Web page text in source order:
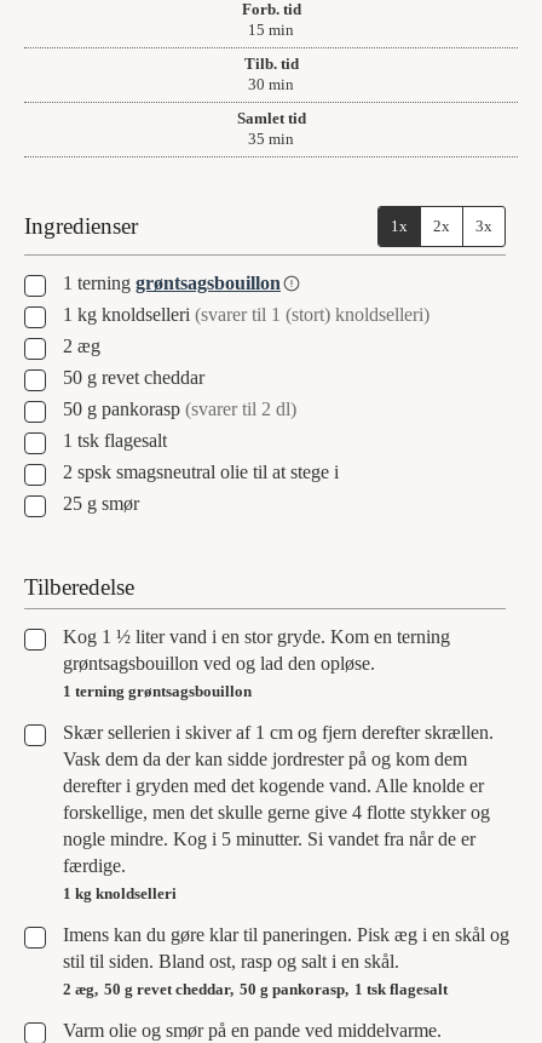
Forb. tid
15 minutter
min
Tilb. tid
30 minutter
min
Samlet tid
35 minutter
min
Ingredienser 1x 2x 3x
▢1 terning grøntsagsbouillon
▢1 kg knoldselleri (svarer til 1 (stort) knoldselleri)
▢
2 æg
▢
50 g revet cheddar
▢
50 g pankorasp (svarer til 2 dl)
▢1 tsk flagesalt
▢
2 spsk smagsneutral olie til at stege i
▢
25 g smør
Tilberedelse
▢
Kog 1 ½ liter vand i en stor gryde. Kom en terning
grøntsagsbouillon ved og lad den opløse.
1 terning grøntsagsbouillon
▢
Skær sellerien i skiver af 1 cm og fjern derefter skrællen.
Vask dem da der kan sidde jordrester på og kom dem
derefter i gryden med det kogende vand. Alle knolde er
forskellige, men det skulle gerne give 4 flotte stykker og
nogle mindre. Kog i 5 minutter. Si vandet fra når de er
færdige.
1 kg knoldselleri
▢
Imens kan du gøre klar til paneringen. Pisk æg i en skål og
stil til siden. Bland ost, rasp og salt i en skål.
2 æg, 50 g revet cheddar, 50 g pankorasp, 1 tsk flagesalt
▢
Varm olie og smør på en pande ved middelvarme.